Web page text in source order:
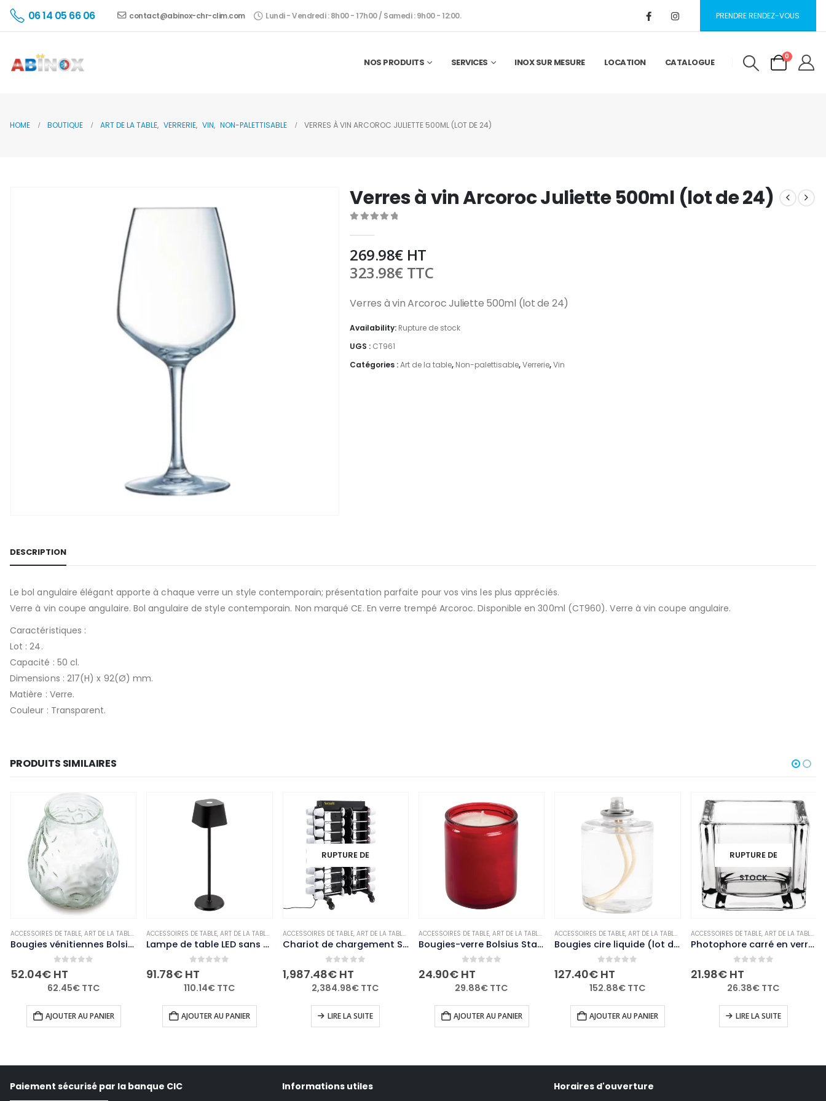
06 14 05 66 06 contact@abinox-chr-clim.com Lundi - Vendredi : 8h00 - 17h00 / Samedi : 9h00 - 12:00. PRENDRE RENDEZ-VOUS
NOS PRODUITS SERVICES INOX SUR MESURE LOCATION CATALOGUE
0
HOME BOUTIQUE ART DE LA TABLE, VERRERIE, VIN, NON-PALETTISABLE VERRES À VIN ARCOROC JULIETTE 500ML (LOT DE 24)
Verres à vin Arcoroc Juliette 500ml (lot de 24)
269.98€HT
323.98€TTC
Verres à vin Arcoroc Juliette 500ml (lot de 24)
Availability: Rupture de stock
UGS : CT961
Catégories :Art de la table, Non-palettisable,Verrerie,Vin
DESCRIPTION
Le bol angulaire élégant apporte à chaque verre un style contemporain; présentation parfaite pour vos vins les plus appréciés.
Verre à vin coupe angulaire. Bol angulaire de style contemporain. Non marqué CE. En verre trempé Arcoroc. Disponible en 300ml (CT960). Verre à vin coupe angulaire.
Caractéristiques :
Lot : 24.
Capacité : 50 cl.
Dimensions : 217(H) x 92(Ø) mm.
Matière : Verre.
Couleur : Transparent.
PRODUITS SIMILAIRES
NON-PALETTISABLE
ACCESSOIRES DE TABLE, ART DE LA TABLE , BOUGIES ET PHOTOPHORES, NON-PALETTISABLE
Bougies vénitiennes Bolsius Low Boy transparentes (Lot de 12)
52.04€HT
62.45€TTC
AJOUTER AU PANIER
ACCESSOIRES DE TABLE,ART DE LA TABLE NON-PALETTISABLE
Lampe de table LED sans fil noire à intensité variable Securit Georgina avec câble de chargement magnétique
91.78€ HT
110.14€TTC
AJOUTER AU PANIER
RUPTURE DE
STOCK
ACCESSOIRES DE TABLE, ART DE LA TABLE , NON-PALETTISABLE
Chariot de chargement Securit pour 36 lampes de table adapté à GR652 GR655 GR656 GR657 GR658
0
1,987.48€HT
2,384.98€ TTC
LIRE LA SUITE
ACCESSOIRES DE TABLE, ART DE LA TABLE , BOUGIES ET PHOTOPHORES, NON-PALETTISABLE
Bougies-verre Bolsius Starlight rouges (lot de 8)
24.90€HT
29.88€ TTC
AJOUTER AU PANIER
ACCESSOIRES DE TABLE,ART DE LA TABLE BOUGIES ET PHOTOPHORES, NON-PALETTISABLE
Bougies cire liquide (lot de 36)
127.40€ HT
152.88€TTC
AJOUTER AU PANIER
RUPTURE DE
STOCK
ACCESSOIRES DE TABLE, ART DE LA TABLE ,
Photophore carré en verre transparent Olympia lot de 6
21.98€HT
26.38€ TTC
LIRE LA SUITE
Paiement sécurisé par la banque CIC Informations utiles Horaires d'ouverture